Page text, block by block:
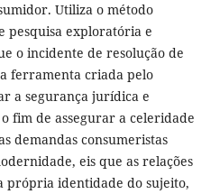
Utiliza o método
pesquisa exploratória e
o incidente de resolução de
ferramenta criada pelo
a segurança jurídica e
fim de assegurar a celeridade
demandas consumeristas
eis que as relações
própria identidade do sujeito,